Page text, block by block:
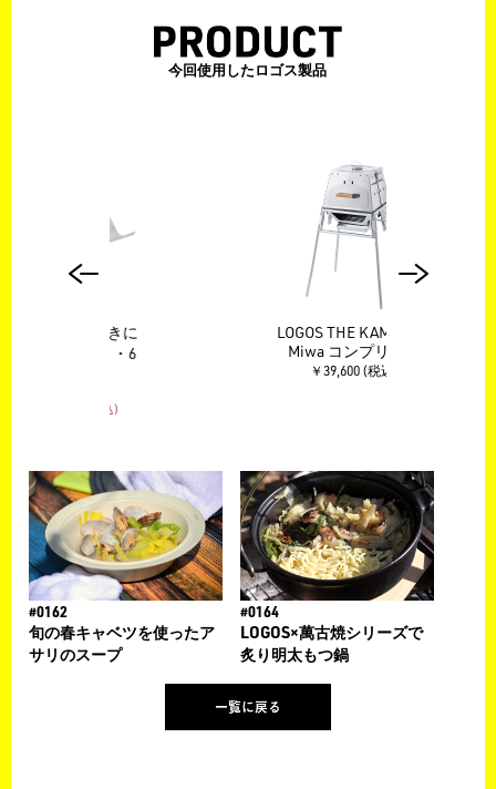
今回使用したロゴス製品
LOGOS THE KAMADO E
Miwa コンプリート
#0162
旬の春キャベツを使ったア
サリのスープ
#0164
LOGOS×萬古焼シリーズで
炙り明太もつ鍋
一覧に戻る